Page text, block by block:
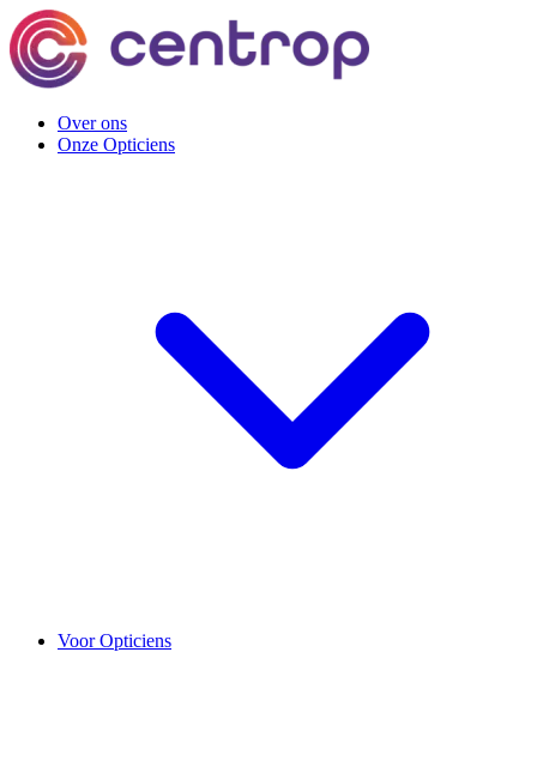
Over ons
Onze Opticiens
Voor Opticiens